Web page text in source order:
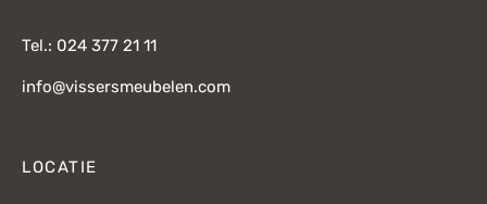
Tel.: 024 377 21 11
info@vissersmeubelen.com
LOCATIE